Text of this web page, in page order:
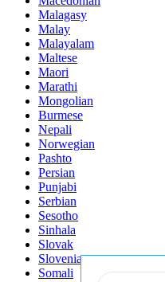
Malagasy
Malay
Malayalam
Maltese
Maori
Marathi
Mongolian
Burmese
Nepali
Norwegian
Pashto
Persian
Punjabi
Serbian
Sesotho
Sinhala
Slovak
Slovenian
Somali